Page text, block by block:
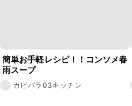
簡単お手軽レシピ！！コンソメ春
雨スープ
カピバラ03キッチン